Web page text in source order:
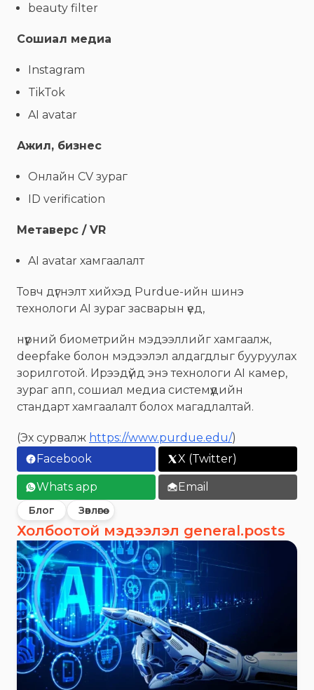
beauty filter
Сошиал медиа
Instagram
TikTok
AI avatar
Ажил, бизнес
Онлайн CV зураг
ID verification
Метаверс / VR
AI avatar хамгаалалт
Товч дүгнэлт хийхэд Purdue-ийн шинэ
технологи AI зураг засварын үед,
нүүрний биометрийн мэдээллийг хамгаалж,
deepfake болон мэдээлэл алдагдлыг бууруулах
зорилготой. Ирээдүйд энэ технологи AI камер,
зураг апп, сошиал медиа системүүдийн
стандарт хамгаалалт болох магадлалтай.
(Эх сурвалж https://www.purdue.edu/)
Facebook
X (Twitter)
Whats app Email
Блог Зөвлөгөө
Холбоотой мэдээлэл general.posts